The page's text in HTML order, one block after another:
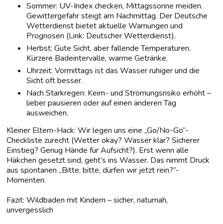
Sommer: UV-Index checken, Mittagssonne meiden.
Gewittergefahr steigt am Nachmittag. Der Deutsche
Wetterdienst bietet aktuelle Warnungen und
Prognosen (Link: Deutscher Wetterdienst).
Herbst: Gute Sicht, aber fallende Temperaturen.
Kürzere Badeintervalle, warme Getränke.
Uhrzeit: Vormittags ist das Wasser ruhiger und die
Sicht oft besser.
Nach Starkregen: Keim- und Strömungsrisiko erhöht –
lieber pausieren oder auf einen anderen Tag
ausweichen.
Kleiner Eltern-Hack: Wir legen uns eine „Go/No-Go“-
Checkliste zurecht (Wetter okay? Wasser klar? Sicherer
Einstieg? Genug Hände für Aufsicht?). Erst wenn alle
Häkchen gesetzt sind, geht’s ins Wasser. Das nimmt Druck
aus spontanen „Bitte, bitte, dürfen wir jetzt rein?“-
Momenten.
Fazit: Wildbaden mit Kindern – sicher, naturnah,
unvergesslich